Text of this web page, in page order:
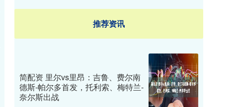
推荐资讯
简配资 里尔vs里昂：吉鲁、费尔南
德斯-帕尔多首发，托利索、梅特兰-
奈尔斯出战